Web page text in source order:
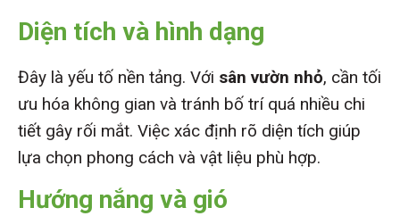
Diện tích và hình dạng
Đây là yếu tố nền tảng. Với sân vườn nhỏ, cần tối
ưu hóa không gian và tránh bố trí quá nhiều chi
tiết gây rối mắt. Việc xác định rõ diện tích giúp
lựa chọn phong cách và vật liệu phù hợp.
Hướng nắng và gió